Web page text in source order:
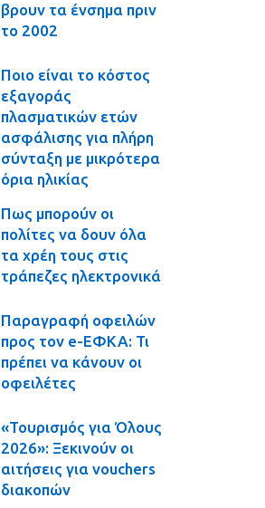
βρουν τα ένσημα πριν
το 2002
Ποιο είναι το κόστος
εξαγοράς
πλασματικών ετών
ασφάλισης για πλήρη
σύνταξη με μικρότερα
όρια ηλικίας
Πως μπορούν οι
πολίτες να δουν όλα
τα χρέη τους στις
τράπεζες ηλεκτρονικά
Παραγραφή οφειλών
προς τον e-ΕΦΚΑ: Τι
πρέπει να κάνουν οι
οφειλέτες
«Τουρισμός για Όλους
2026»: Ξεκινούν οι
αιτήσεις για vouchers
διακοπών